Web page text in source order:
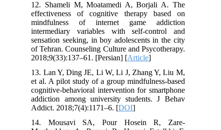
12. Shameli M, Moatamedi A, Borjali A. The
effectiveness of cognitive therapy based on
mindfulness of internet game addiction
intermediary variables with self-control and
sensation seeking, in boy adolescents in the city
of Tehran. Counseling Culture and Psycotherapy.
2018;9(33):137–61. [Persian] [Article
13. Lan Y, Ding JE, Li W, Li J, Zhang Y, Liu M,
et al. A pilot study of a group mindfulness-based
cognitive-behavioral intervention for smartphone
addiction among university students. J Behav
Addict. 2018;7(4):1171–6. [DOI
14. Mousavi SA, Pour Hosein R, Zare-